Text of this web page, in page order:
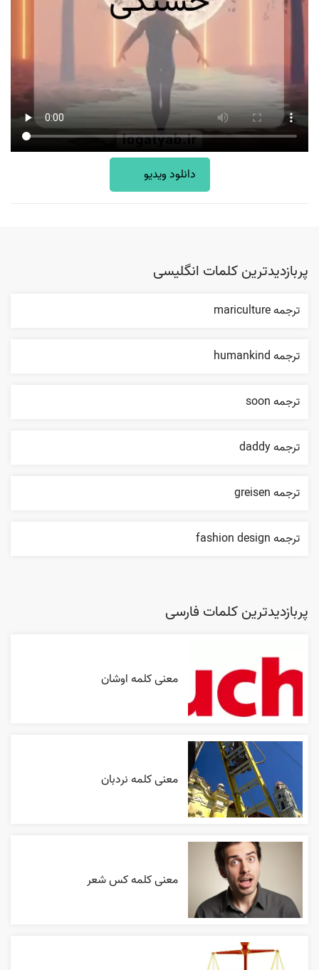
دانلود ویدیو
پربازدیدترین کلمات انگلیسی
ترجمه mariculture
ترجمه humankind
ترجمه soon
ترجمه daddy
ترجمه greisen
ترجمه fashion design
پربازدیدترین کلمات فارسی
معنی کلمه اوشان
معنی کلمه نردبان
معنی کلمه کس شعر